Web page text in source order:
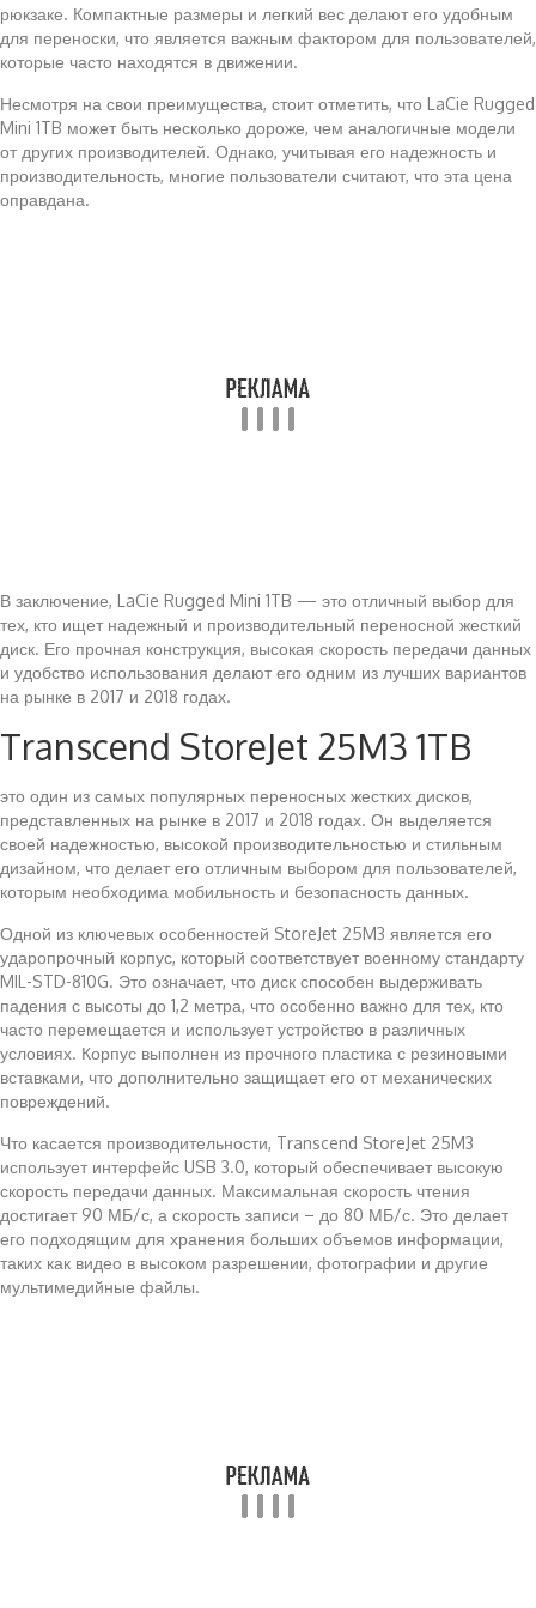
рюкзаке. Компактные размеры и легкий вес делают его удобным
для переноски, что является важным фактором для пользователей,
которые часто находятся в движении.
Несмотря на свои преимущества, стоит отметить, что LaCie Rugged
Mini 1TB может быть несколько дороже, чем аналогичные модели
от других производителей. Однако, учитывая его надежность и
производительность, многие пользователи считают, что эта цена
оправдана.
В заключение, LaCie Rugged Mini 1TB — это отличный выбор для
тех, кто ищет надежный и производительный переносной жесткий
диск. Его прочная конструкция, высокая скорость передачи данных
и удобство использования делают его одним из лучших вариантов
на рынке в 2017 и 2018 годах.
Transcend StoreJet 25M3 1TB
это один из самых популярных переносных жестких дисков,
представленных на рынке в 2017 и 2018 годах. Он выделяется
своей надежностью, высокой производительностью и стильным
дизайном, что делает его отличным выбором для пользователей,
которым необходима мобильность и безопасность данных.
Одной из ключевых особенностей StoreJet 25M3 является его
ударопрочный корпус, который соответствует военному стандарту
MIL-STD-810G. Это означает, что диск способен выдерживать
падения с высоты до 1,2 метра, что особенно важно для тех, кто
часто перемещается и использует устройство в различных
условиях. Корпус выполнен из прочного пластика с резиновыми
вставками, что дополнительно защищает его от механических
повреждений.
Что касается производительности, Transcend StoreJet 25M3
использует интерфейс USB 3.0, который обеспечивает высокую
скорость передачи данных. Максимальная скорость чтения
достигает 90 МБ/с, а скорость записи – до 80 МБ/с. Это делает
его подходящим для хранения больших объемов информации,
таких как видео в высоком разрешении, фотографии и другие
мультимедийные файлы.